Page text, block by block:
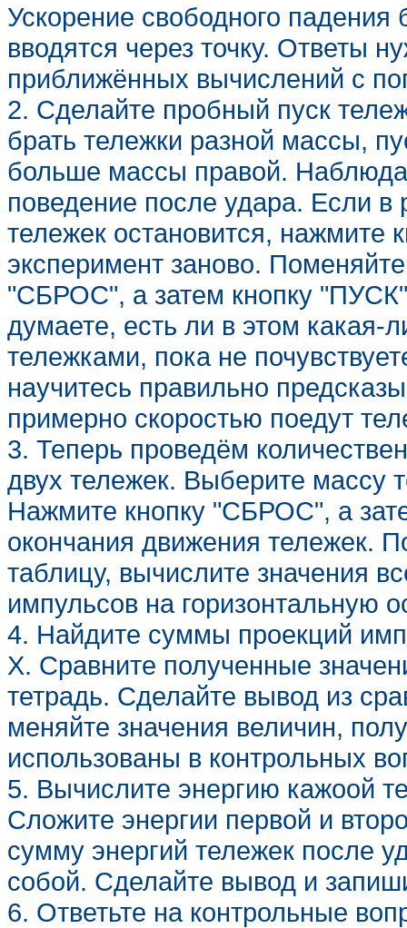
Ускорение свободного падения
вводятся через точку. Ответы
приближённых вычислений с
2. Сделайте пробный пуск
брать тележки разной массы,
больше массы правой.
поведение после удара. Если в
тележек остановится, нажмите
эксперимент заново.
"СБРОС", а затем кнопку
думаете, есть ли в этом какая-
тележками, пока не
научитесь правильно
примерно скоростью поедут
3. Теперь проведём
двух тележек. Выберите массу
Нажмите кнопку "СБРОС", а
окончания движения тележек.
таблицу, вычислите значения
импульсов на горизонтальную
4. Найдите суммы проекций
Х. Сравните полученные
тетрадь. Сделайте вывод из
меняйте значения величин,
использованы в контрольных
5. Вычислите энергию кажоой
Сложите энергии первой и
сумму энергий тележек после
собой. Сделайте вывод и
6. Ответьте на контрольные